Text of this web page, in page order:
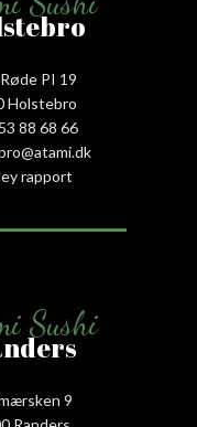
PI 19
Holstebro
88 68 66
rapport
Sushi
9